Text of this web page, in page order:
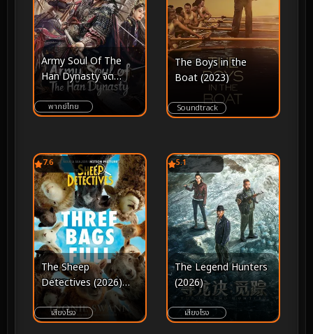
Army Soul Of The
Han Dynasty จิต
วิญญาณทหารแห่งรา
ชวงศ์ฮัน (2022)
พากย์ไทย
The Boys in the
Boat (2023)
Soundtrack
7.6
The Sheep
Detectives (2026)
แก๊งแกะรอย ยอดนักสืบ
เสียงโรง
5.1
The Legend Hunters
(2026)
เสียงโรง